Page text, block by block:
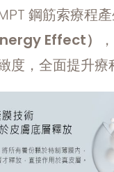
鋼筋索療程
Effect）
度，全面提升療